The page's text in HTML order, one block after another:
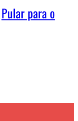
Pular para o